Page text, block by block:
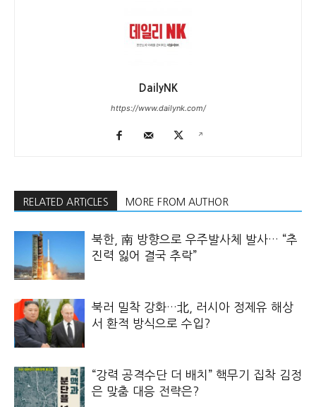
DailyNK
https://www.dailynk.com/
RELATED ARTICLES MORE FROM AUTHOR
북한, 南 방향으로 우주발사체 발사… “추
진력 잃어 결국 추락”
북러 밀착 강화…北, 러시아 정제유 해상
서 환적 방식으로 수입?
“강력 공격수단 더 배치” 핵무기 집착 김정
은 맞춤 대응 전략은?